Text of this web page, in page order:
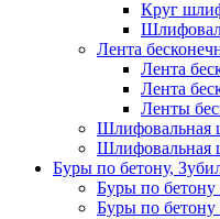
Круг
Лента
Лента
Лента
Ленты
Шлифовальная
Шлифовальная
Буры по бетону,
Буры по
Буры по